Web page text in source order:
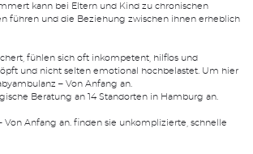
kann bei Eltern und Kind zu chronischen
führen und die Beziehung zwischen ihnen erheblich
fühlen sich oft inkompetent, hilflos und
und nicht selten emotional hochbelastet. Um hier
– Von Anfang an.
Beratung an 14 Standorten in Hamburg an.
Von Anfang an. finden sie unkomplizierte, schnelle